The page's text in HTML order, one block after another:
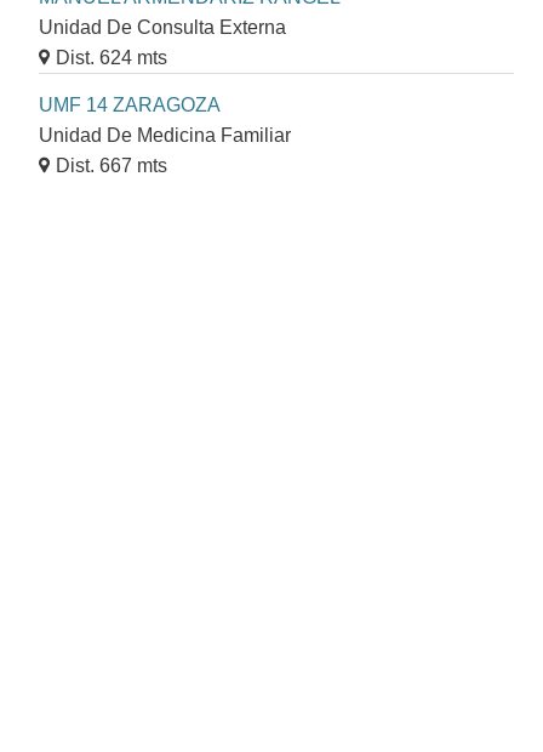
Unidad De Consulta Externa
Dist. 624 mts
UMF 14 ZARAGOZA
Unidad De Medicina Familiar
Dist. 667 mts